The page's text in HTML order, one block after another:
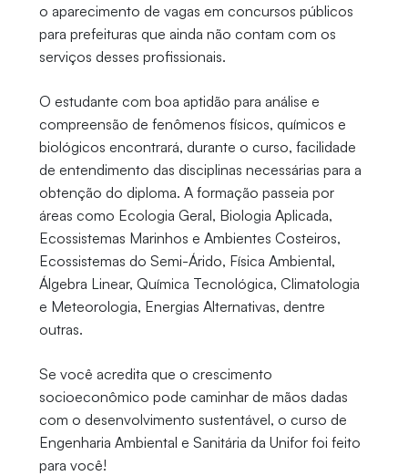
o aparecimento de vagas em concursos públicos
para prefeituras que ainda não contam com os
serviços desses profissionais.
O estudante com boa aptidão para análise e
compreensão de fenômenos físicos, químicos e
biológicos encontrará, durante o curso, facilidade
de entendimento das disciplinas necessárias para a
obtenção do diploma. A formação passeia por
áreas como Ecologia Geral, Biologia Aplicada,
Ecossistemas Marinhos e Ambientes Costeiros,
Ecossistemas do Semi-Árido, Física Ambiental,
Álgebra Linear, Química Tecnológica, Climatologia
e Meteorologia, Energias Alternativas, dentre
outras.
Se você acredita que o crescimento
socioeconômico pode caminhar de mãos dadas
com o desenvolvimento sustentável, o curso de
Engenharia Ambiental e Sanitária da Unifor foi feito
para você!